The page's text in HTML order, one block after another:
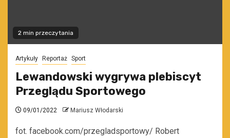
2 min przeczytania
Artykuły Reportaż Sport
Lewandowski wygrywa plebiscyt
Przeglądu Sportowego
09/01/2022 Mariusz Włodarski
fot. facebook.com/przegladsportowy/ Robert